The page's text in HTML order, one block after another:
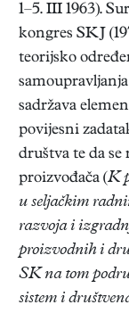
1–5. III 1963).
kongres SKJ
teorijsko
sadržava
povijesni
društva te da
proizvođača (K
u seljačkim
razvoja i
proizvodnih i
SK na tom
sistem i